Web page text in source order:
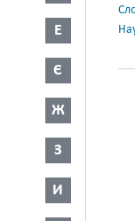
Е
Є
Ж
З
И